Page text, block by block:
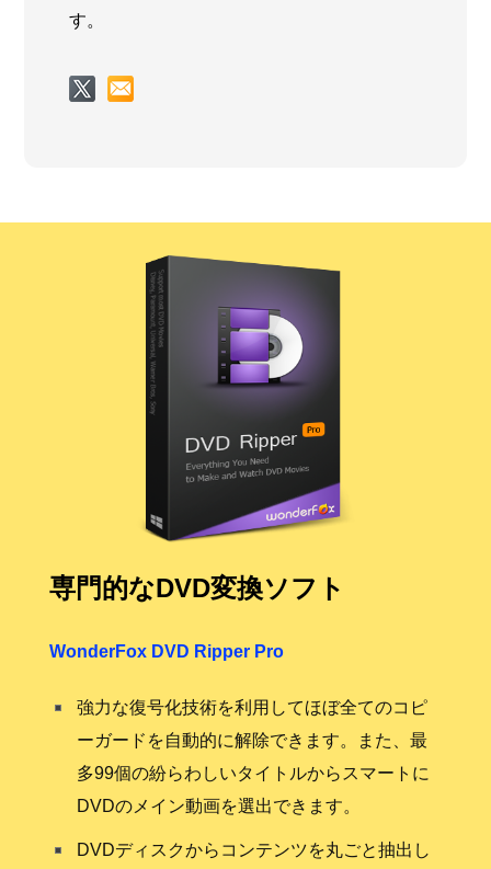
す。
専門的なDVD変換ソフト
WonderFox DVD Ripper Pro
強力な復号化技術を利用してほぼ全てのコピ
ーガードを自動的に解除できます。また、最
多99個の紛らわしいタイトルからスマートに
DVDのメイン動画を選出できます。
DVDディスクからコンテンツを丸ごと抽出し